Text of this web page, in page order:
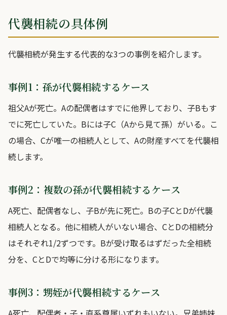
代襲相続の具体例
代襲相続が発生する代表的な3つの事例を紹介します。
事例1：孫が代襲相続するケース
祖父Aが死亡。Aの配偶者はすでに他界しており、子Bもす
でに死亡していた。Bには子C（Aから見て孫）がいる。こ
の場合、Cが唯一の相続人として、Aの財産すべてを代襲相
続します。
事例2：複数の孫が代襲相続するケース
A死亡、配偶者なし、子Bが先に死亡。Bの子CとDが代襲
相続人となる。他に相続人がいない場合、CとDの相続分
はそれぞれ1/2ずつです。Bが受け取るはずだった全相続
分を、CとDで均等に分ける形になります。
事例3：甥姪が代襲相続するケース